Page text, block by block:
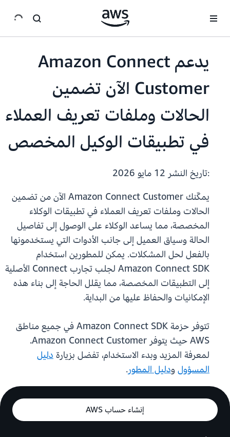
يدعم Amazon Connect
Customer الآن تضمين
الحالات وملفات تعريف العملاء
في تطبيقات الوكيل المخصص
:تاريخ النشر
يمكّنك Amazon Connect Customer الآن من تضمين
الحالات وملفات تعريف العملاء في تطبيقات الوكلاء
المخصصة، مما يساعد الوكلاء على الوصول إلى تفاصيل
الحالة وسياق العميل إلى جانب الأدوات التي يستخدمونها
بالفعل لحل المشكلات. يمكن للمطورين استخدام
Amazon Connect SDK لجلب تجارب Connect الأصلية
إلى التطبيقات المخصصة، مما يقلل الحاجة إلى بناء هذه
الإمكانيات والحفاظ عليها من البداية.
تتوفر حزمة Amazon Connect SDK في جميع مناطق
AWS حيث يتوفر Amazon Connect Customer.
لمعرفة المزيد وبدء الاستخدام، تفضل بزيارةدليل
المسؤولودليل المطور.
إنشاء حساب AWS